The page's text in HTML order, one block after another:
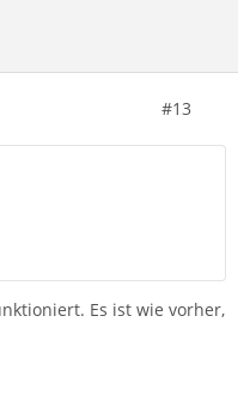
#13
Es ist wie vorher,